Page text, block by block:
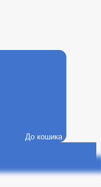
До кошика